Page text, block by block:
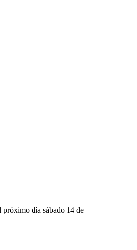
próximo día sábado 14 de